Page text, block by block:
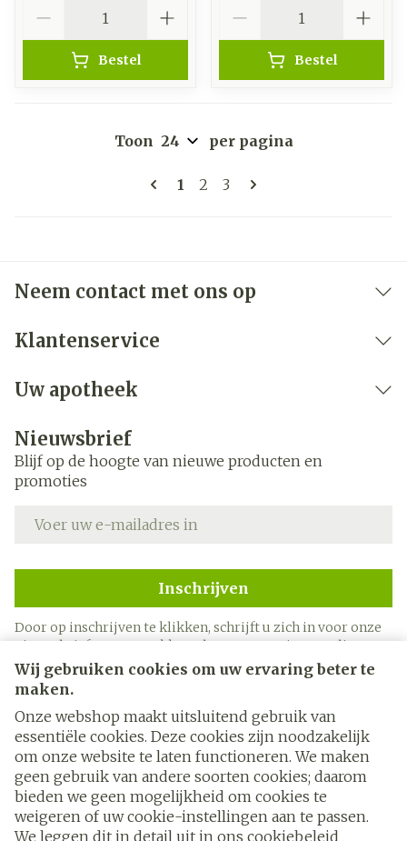
Wij gebruiken cookies om uw ervaring beter te
maken.
Onze webshop maakt uitsluitend gebruik van
essentiële cookies. Deze cookies zijn noodzakelijk
om onze website te laten functioneren. We maken
geen gebruik van andere soorten cookies; daarom
bieden we geen mogelijkheid om cookies te
weigeren of uw cookie-instellingen aan te passen.
We leggen dit in detail uit in ons cookiebeleid
Bestel Bestel
Pagina's
U lees momenteel pagina
1 Pagina
2 Pagina
3
Toon per pagina
Neem contact met ons op
Klantenservice
Uw apotheek
Nieuwsbrief
Blijf op de hoogte van nieuwe producten en
promoties
Inschrijven
Door op inschrijven te klikken, schrijft u zich in voor onze
nieuwsbrief en gaat u akkoord met onzeprivacy policy.
Juridische links